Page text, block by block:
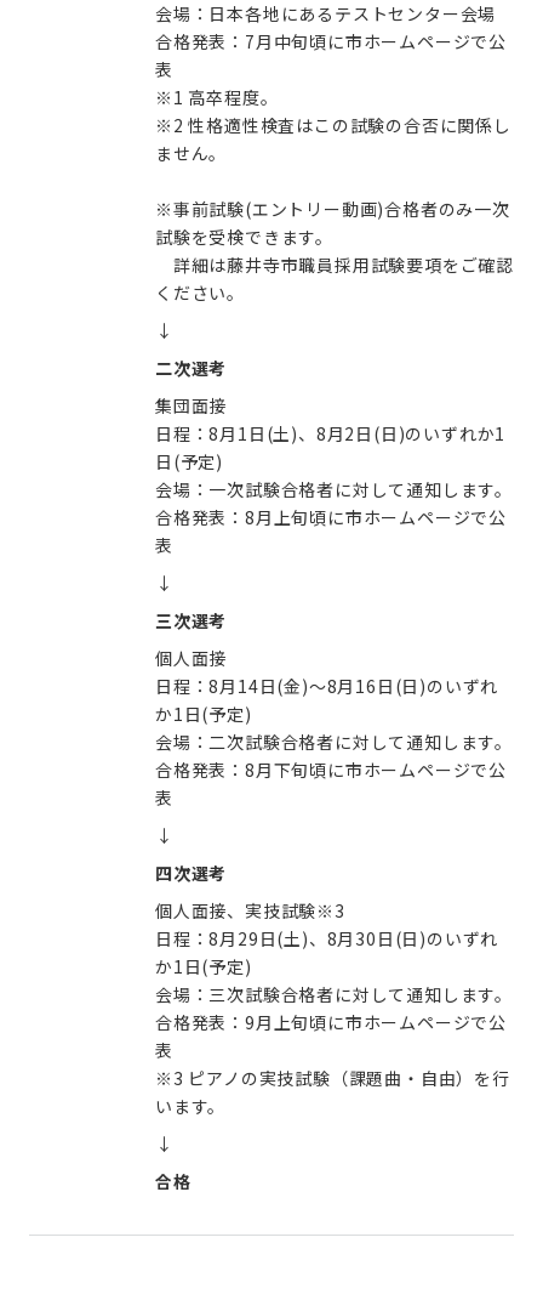
会場：日本各地にあるテストセンター会場
合格発表：7月中旬頃に市ホームページで公
表
※1 高卒程度。
※2 性格適性検査はこの試験の合否に関係し
ません。
※事前試験(エントリー動画)合格者のみ一次
試験を受検できます。
詳細は藤井寺市職員採用試験要項をご確認
ください。
↓
二次選考
集団面接
日程：8月1日(土)、8月2日(日)のいずれか1
日(予定)
会場：一次試験合格者に対して通知します。
合格発表：8月上旬頃に市ホームページで公
表
↓
三次選考
個人面接
日程：8月14日(金)～8月16日(日)のいずれ
か1日(予定)
会場：二次試験合格者に対して通知します。
合格発表：8月下旬頃に市ホームページで公
表
↓
四次選考
個人面接、実技試験※3
日程：8月29日(土)、8月30日(日)のいずれ
か1日(予定)
会場：三次試験合格者に対して通知します。
合格発表：9月上旬頃に市ホームページで公
表
※3 ピアノの実技試験（課題曲・自由）を行
います。
↓
合格